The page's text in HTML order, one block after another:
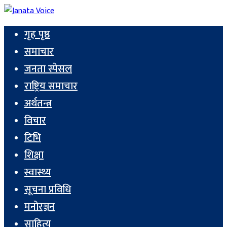
गृह पृष्ठ
समाचार
जनता स्पेसल
राष्ट्रिय समाचार
अर्थतन्त्र
विचार
टिभि
शिक्षा
स्वास्थ्य
सूचना प्रविधि
मनोरञ्जन